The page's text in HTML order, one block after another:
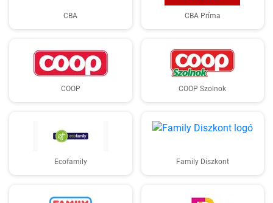
CBA CBA Príma
COOP COOP Szolnok
Ecofamily Family Diszkont